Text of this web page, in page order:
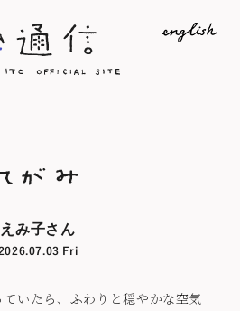
えみ子さん
Fri
いたら、ふわりと穏やかな空気